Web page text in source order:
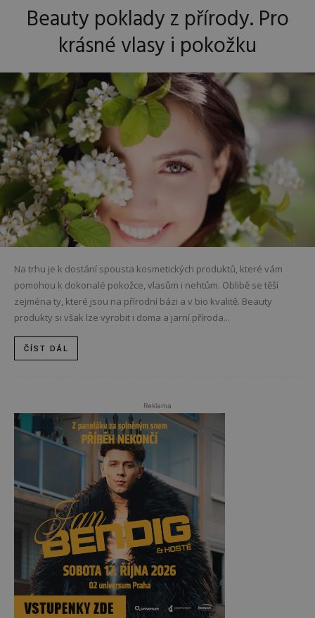
Beauty poklady z přírody. Pro
krásné vlasy i pokožku
Na trhu je k dostání spousta kosmetických produktů, které vám
pomohou k dokonalé pokožce, vlasům i nehtům. Oblibě se těší
zejména ty, které jsou na přírodní bázi a v bio kvalitě. Beauty
produkty si však lze vyrobit i doma a jarní příroda...
ČÍST DÁL
Reklama